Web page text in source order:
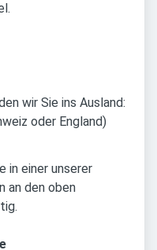
wir Sie ins Ausland:
oder England)
in einer unserer
an den oben